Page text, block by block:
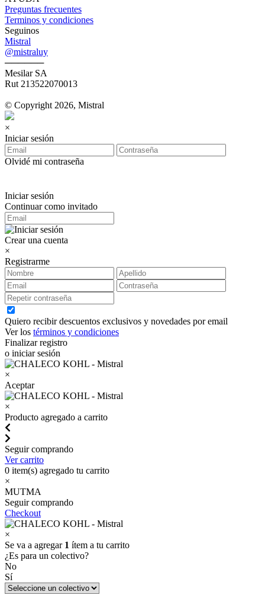
Preguntas frecuentes
Terminos y condiciones
Seguinos
Mistral
@mistraluy
──────
Mesilar SA
Rut 213522070013
© Copyright 2026, Mistral
×
Iniciar sesión
Olvidé mi contraseña
Iniciar sesión
Continuar como invitado
Crear una cuenta
×
Registrarme
Quiero recibir descuentos exclusivos y novedades por email
Ver los términos y condiciones
Finalizar registro
o iniciar sesión
×
Aceptar
×
Producto agregado a carrito
Seguir comprando
Ver carrito
0 item(s) agregado tu carrito
×
MUTMA
Seguir comprando
Checkout
×
Se va a agregar 1 ítem a tu carrito
¿Es para un colectivo?
No
Sí